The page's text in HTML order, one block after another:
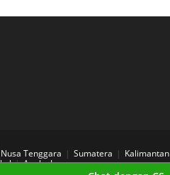
Tenggara Sumatera Kalimantan
Aneka Layanan